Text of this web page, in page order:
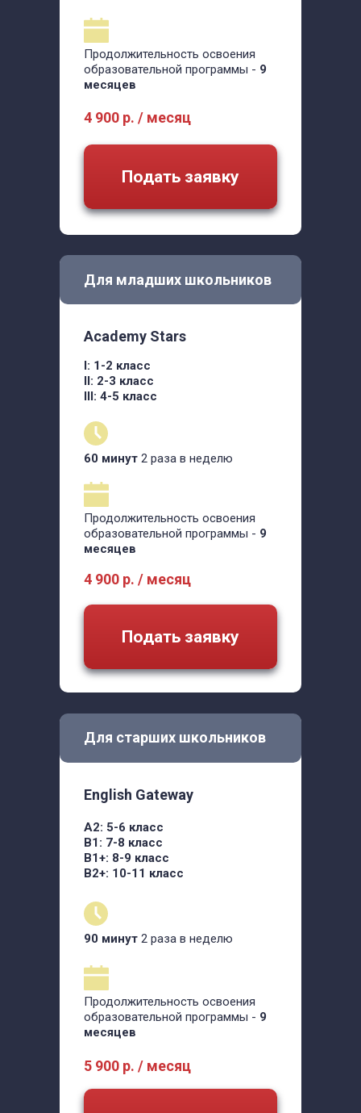
4 900 р. / месяц
Academy Stars
Для младших школьников
Для старших школьников
I: 1-2 класс
II: 2-3 класс
III: 4-5 класс
Продолжительность освоения
образовательной программы - 9
месяцев
4 900 р. / месяц
60 минут 2 раза в неделю
Продолжительность освоения
образовательной программы - 9
месяцев
English Gateway
А2: 5-6 класс
В1: 7-8 класс
В1+: 8-9 класс
В2+: 10-11 класс
5 900 р. / месяц
90 минут 2 раза в неделю
Продолжительность освоения
образовательной программы - 9
месяцев
Подать заявку
Подать заявку